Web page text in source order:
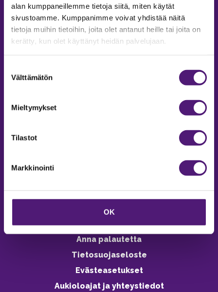
alan kumppaneillemme tietoja siitä, miten käytät
sivustoamme. Kumppanimme voivat yhdistää näitä
tietoja muihin tietoihin, joita olet antanut heille tai joita on
kerätty, kun olet käyttänyt heidän palvelujaan.
valinta
Välttämätön
Mieltymykset
Tilastot
Markkinointi
OK
MAJOITUS
Tiedustelut & Varaukset
Vastuullisuus
Ympäristöohjelma
Avoimet työpaikat
Anna palautetta
Tietosuojaseloste
Evästeasetukset
Aukioloajat ja yhteystiedot